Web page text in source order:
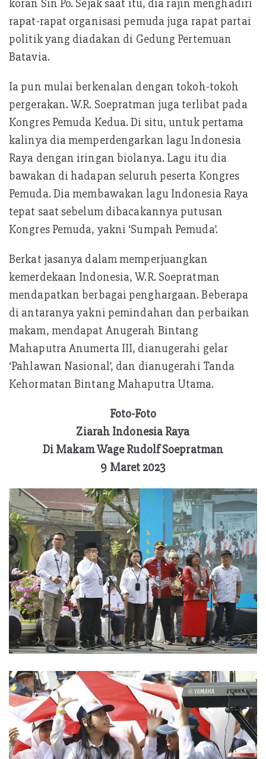
koran Sin Po. Sejak saat itu, dia rajin menghadiri
rapat-rapat organisasi pemuda juga rapat partai
politik yang diadakan di Gedung Pertemuan
Batavia.
Ia pun mulai berkenalan dengan tokoh-tokoh
pergerakan. W.R. Soepratman juga terlibat pada
Kongres Pemuda Kedua. Di situ, untuk pertama
kalinya dia memperdengarkan lagu Indonesia
Raya dengan iringan biolanya. Lagu itu dia
bawakan di hadapan seluruh peserta Kongres
Pemuda. Dia membawakan lagu Indonesia Raya
tepat saat sebelum dibacakannya putusan
Kongres Pemuda, yakni ‘Sumpah Pemuda’.
Berkat jasanya dalam memperjuangkan
kemerdekaan Indonesia, W.R. Soepratman
mendapatkan berbagai penghargaan. Beberapa
di antaranya yakni pemindahan dan perbaikan
makam, mendapat Anugerah Bintang
Mahaputra Anumerta III, dianugerahi gelar
‘Pahlawan Nasional’, dan dianugerahi Tanda
Kehormatan Bintang Mahaputra Utama.
Foto-Foto
Ziarah Indonesia Raya
Di Makam Wage Rudolf Soepratman
9 Maret 2023